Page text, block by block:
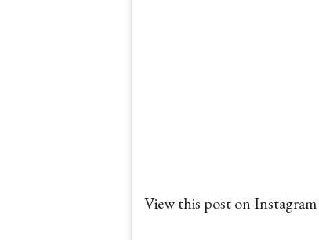
View this post on Instagram